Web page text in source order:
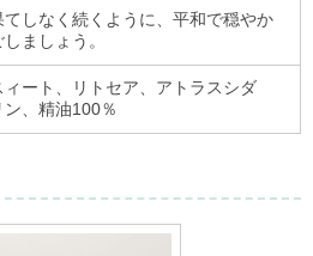
しなく続くように、平和で穏やか
ましょう。
ィート、リトセア、アトラスシダ
、精油100％